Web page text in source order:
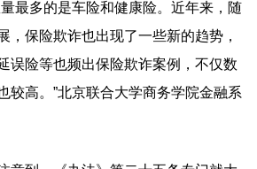
多的是车险和健康险。近年来，随
，保险欺诈也出现了一些新的趋势，
误险等也频出保险欺诈案例，不仅数
较高。”北京联合大学商务学院金融系